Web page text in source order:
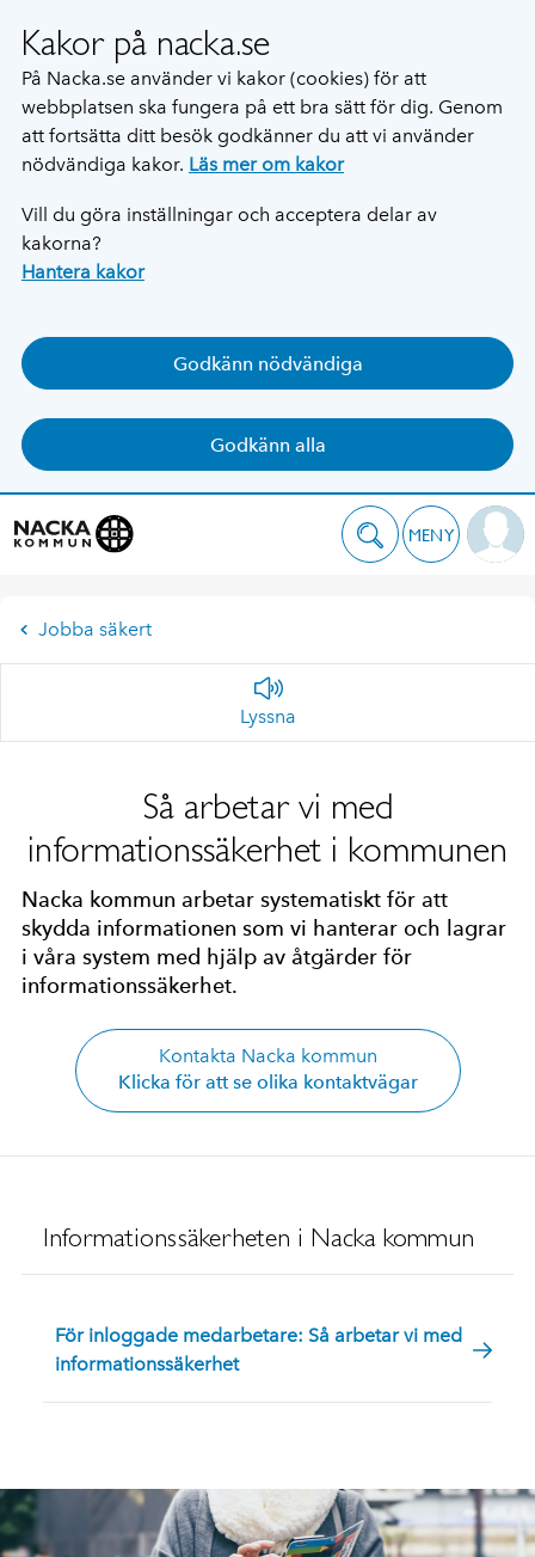
Kakor på nacka.se
På Nacka.se använder vi kakor (cookies) för att
webbplatsen ska fungera på ett bra sätt för dig. Genom
att fortsätta ditt besök godkänner du att vi använder
nödvändiga kakor. Läs mer om kakor
Vill du göra inställningar och acceptera delar av
kakorna?
Hantera kakor
Godkänn nödvändiga
Godkänn alla
MENY
Jobba säkert
Lyssna
Så arbetar vi med
informationssäkerhet i kommunen
Nacka kommun arbetar systematiskt för att
skydda informationen som vi hanterar och lagrar
i våra system med hjälp av åtgärder för
informationssäkerhet.
Kontakta Nacka kommun
Klicka för att se olika kontaktvägar
Informationssäkerheten i Nacka kommun
För inloggade medarbetare: Så arbetar vi med
informationssäkerhet